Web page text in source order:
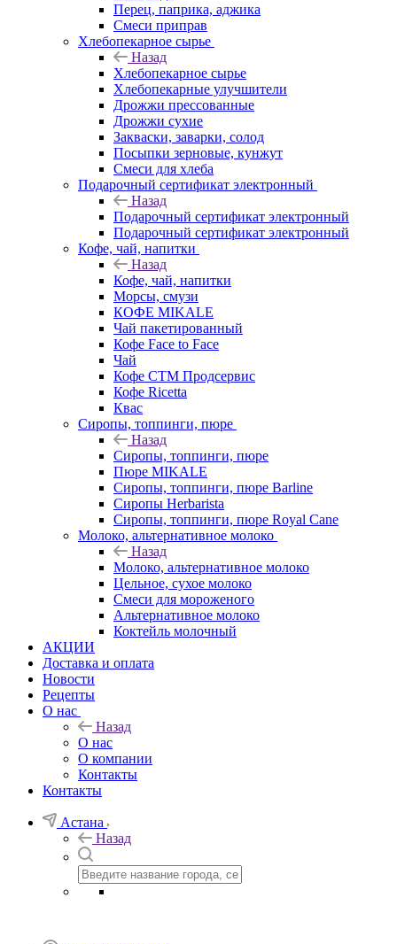
Перец, паприка, аджика
Смеси приправ
Хлебопекарное сырье
Назад
Хлебопекарное сырье
Хлебопекарные улучшители
Дрожжи прессованные
Дрожжи сухие
Закваски, заварки, солод
Посыпки зерновые, кунжут
Смеси для хлеба
Подарочный сертификат электронный
Назад
Подарочный сертификат электронный
Подарочный сертификат электронный
Кофе, чай, напитки
Назад
Кофе, чай, напитки
Морсы, смузи
КОФЕ MIKALE
Чай пакетированный
Кофе Face to Face
Чай
Кофе СТМ Продсервис
Кофе Ricetta
Квас
Сиропы, топпинги, пюре
Назад
Сиропы, топпинги, пюре
Пюре MIKALE
Сиропы, топпинги, пюре Barline
Сиропы Herbarista
Сиропы, топпинги, пюре Royal Cane
Молоко, альтернативное молоко
Назад
Молоко, альтернативное молоко
Цельное, сухое молоко
Смеси для мороженого
Альтернативное молоко
Коктейль молочный
АКЦИИ
Доставка и оплата
Новости
Рецепты
О нас
Назад
О нас
О компании
Контакты
Контакты
Астана
Назад